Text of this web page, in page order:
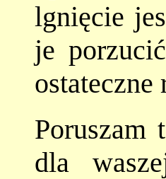
lgnięcie
je
Poruszam
dla